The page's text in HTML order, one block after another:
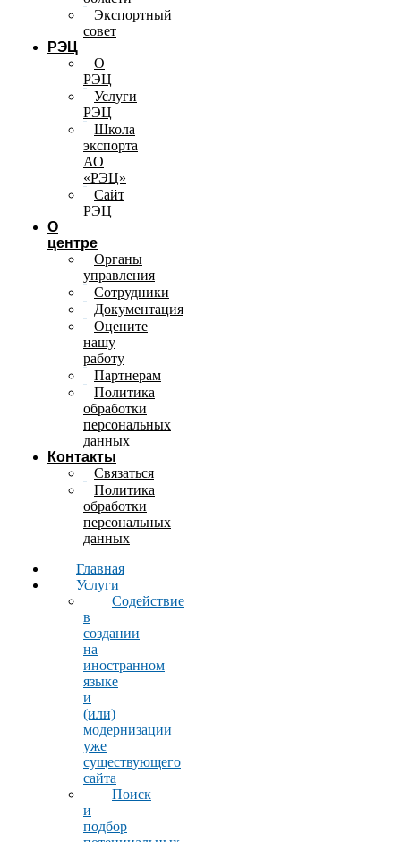
Экспортный
совет
РЭЦ
О
РЭЦ
Услуги
РЭЦ
Школа
экспорта
АО
«РЭЦ»
Сайт
РЭЦ
О
центре
Органы
управления
Сотрудники
Документация
Оцените
нашу
работу
Партнерам
Политика
обработки
персональных
данных
Контакты
Связаться
Политика
обработки
персональных
данных
Главная
Услуги
Содействие
в
создании
на
иностранном
языке
и
(или)
модернизации
уже
существующего
сайта
Поиск
и
подбор